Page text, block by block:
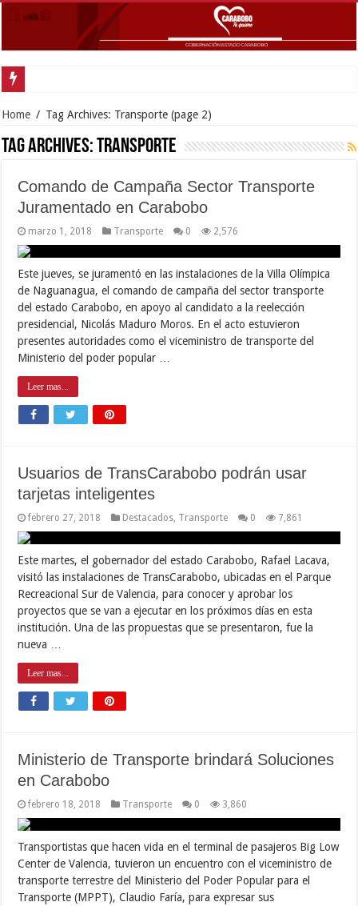
Home / Tag Archives: Transporte (page 2)
Tag Archives:Transporte
Comando de Campaña Sector Transporte
Juramentado en Carabobo
marzo 1, 2018 Transporte 0 2,576
Este jueves, se juramentó en las instalaciones de la Villa Olímpica
de Naguanagua, el comando de campaña del sector transporte
del estado Carabobo, en apoyo al candidato a la reelección
presidencial, Nicolás Maduro Moros. En el acto estuvieron
presentes autoridades como el viceministro de transporte del
Ministerio del poder popular …
Leer mas...
Usuarios de TransCarabobo podrán usar
tarjetas inteligentes
febrero 27, 2018 Destacados Transporte 0 7,861
Este martes, el gobernador del estado Carabobo, Rafael Lacava,
visitó las instalaciones de TransCarabobo, ubicadas en el Parque
Recreacional Sur de Valencia, para conocer y aprobar los
proyectos que se van a ejecutar en los próximos días en esta
institución. Una de las propuestas que se presentaron, fue la
nueva …
Leer mas...
Ministerio de Transporte brindará Soluciones
en Carabobo
febrero 18, 2018 Transporte 0 3,860
Transportistas que hacen vida en el terminal de pasajeros Big Low
Center de Valencia, tuvieron un encuentro con el viceministro de
transporte terrestre del Ministerio del Poder Popular para el
Transporte (MPPT), Claudio Faría, para expresar sus